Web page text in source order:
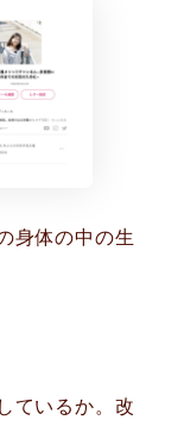
身体の中の生
ているか。改